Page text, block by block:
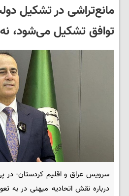
مانع‌تراشی در تشکیل
توافق تشکیل می‌شود،
سرویس عراق و اقلیم کردستان- در
درباره نقش اتحادیه میهنی در به